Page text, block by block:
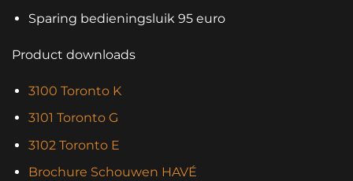
Sparing bedieningsluik 95 euro
Product downloads
3100 Toronto K
3101 Toronto G
3102 Toronto E
Brochure Schouwen HAVÉ